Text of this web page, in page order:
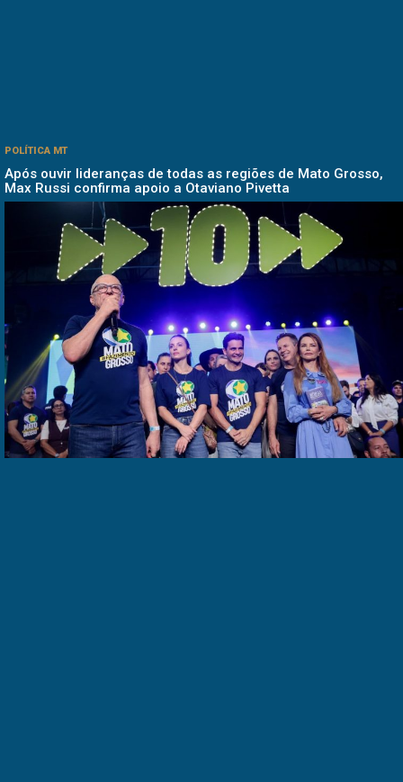
POLÍTICA MT
Após ouvir lideranças de todas as regiões de Mato Grosso,
Max Russi confirma apoio a Otaviano Pivetta